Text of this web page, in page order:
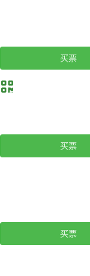
买票
买票
买票